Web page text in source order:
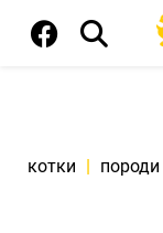
котки | породи